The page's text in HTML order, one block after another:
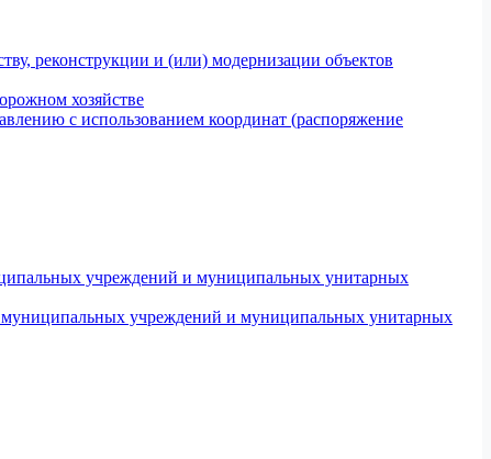
реконструкции и (или) модернизации объектов
хозяйстве
с использованием координат (распоряжение
учреждений и муниципальных унитарных
муниципальных учреждений и муниципальных унитарных